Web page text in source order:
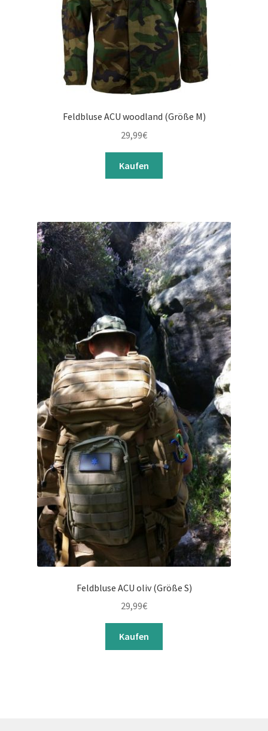
Feldbluse ACU woodland (Größe M)
29,99€
Kaufen
Feldbluse ACU oliv (Größe S)
29,99€
Kaufen